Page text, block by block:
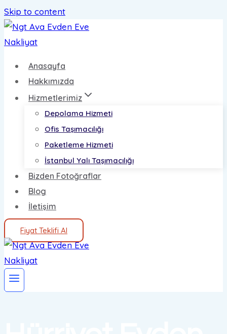
Skip to content
Anasayfa
Hakkımızda
Hizmetlerimiz
Depolama Hizmeti
Ofis Taşımacılığı
Paketleme Hizmeti
İstanbul Yalı Taşımacılığı
Bizden Fotoğraflar
Blog
İletişim
Fiyat Teklifi Al